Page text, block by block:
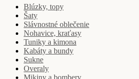
Blúzky, topy
Šaty
Slávnostné oblečenie
Nohavice, kraťasy
Tuniky a kimona
Kabáty a bundy
Sukne
Overaly
Mikiny a bombery